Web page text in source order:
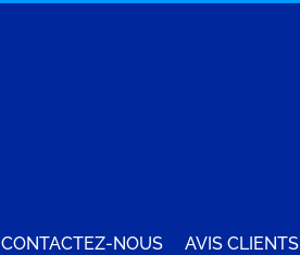
CONTACTEZ-NOUS AVIS CLIENTS